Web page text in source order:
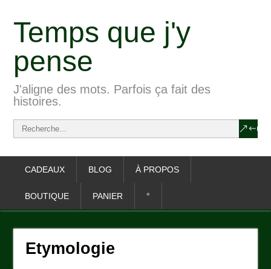
Temps que j'y
pense
J'aligne des mots. Parfois ça fait des
histoires.
CADEAUX BLOG À PROPOS
BOUTIQUE PANIER °
Etymologie